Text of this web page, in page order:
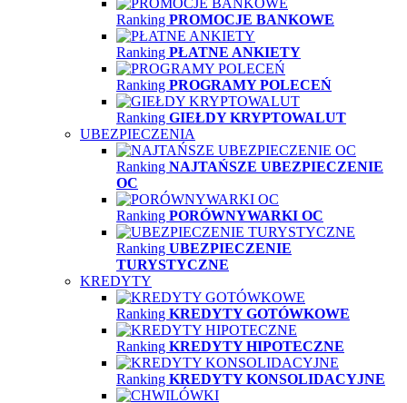
Ranking PROMOCJE BANKOWE
Ranking PŁATNE ANKIETY
Ranking PROGRAMY POLECEŃ
Ranking GIEŁDY KRYPTOWALUT
UBEZPIECZENIA
Ranking NAJTAŃSZE UBEZPIECZENIE
OC
Ranking PORÓWNYWARKI OC
Ranking UBEZPIECZENIE
TURYSTYCZNE
KREDYTY
Ranking KREDYTY GOTÓWKOWE
Ranking KREDYTY HIPOTECZNE
Ranking KREDYTY KONSOLIDACYJNE